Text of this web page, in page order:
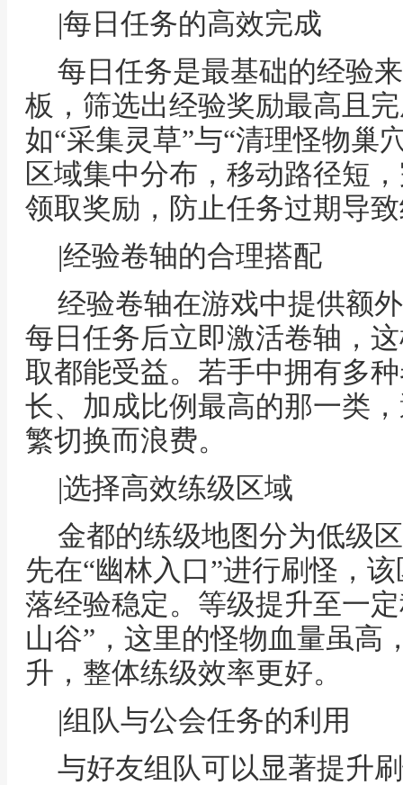
|每日任务的高效完成
每日任务是最基础的经验
板，筛选出经验奖励最高且
如“采集灵草”与“清理怪物巢
区域集中分布，移动路径短
领取奖励，防止任务过期导
|经验卷轴的合理搭配
经验卷轴在游戏中提供额
每日任务后立即激活卷轴，
取都能受益。若手中拥有多
长、加成比例最高的那一类
繁切换而浪费。
|选择高效练级区域
金都的练级地图分为低级
先在“幽林入口”进行刷怪，
落经验稳定。等级提升至一
山谷”，这里的怪物血量虽高
升，整体练级效率更好。
|组队与公会任务的利用
与好友组队可以显著提升